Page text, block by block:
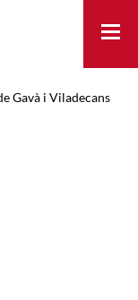
Gavà i Viladecans